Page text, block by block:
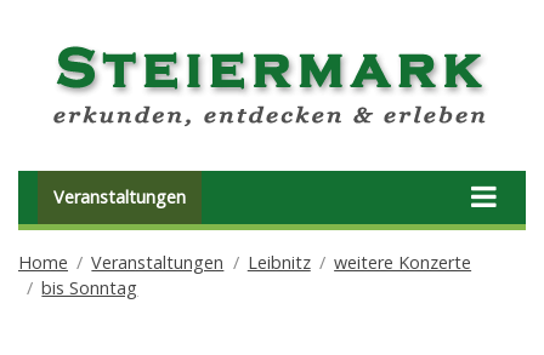
Veranstaltungen
Home Veranstaltungen Leibnitz
weitere Konzerte
bis Sonntag